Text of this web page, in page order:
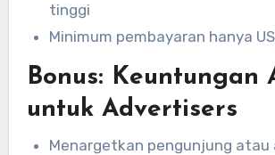
tinggi
Minimum pembayaran hanya
Bonus: Keuntungan
untuk Advertisers
Menargetkan pengunjung atau